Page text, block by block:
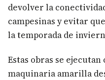
devolver la
campesinas y evitar
la temporada de
Estas obras se
maquinaria amarilla